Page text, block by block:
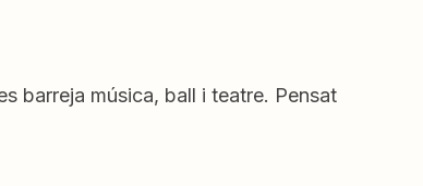
barreja música, ball i teatre. Pensat